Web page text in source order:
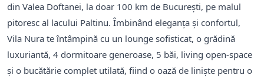
din Valea Doftanei, la doar 100 km de București, pe malul
pitoresc al lacului Paltinu. Îmbinând eleganța și confortul,
Vila Nura te întâmpină cu un lounge sofisticat, o grădină
luxuriantă, 4 dormitoare generoase, 5 băi, living open-space
și o bucătărie complet utilată, fiind o oază de liniște pentru o